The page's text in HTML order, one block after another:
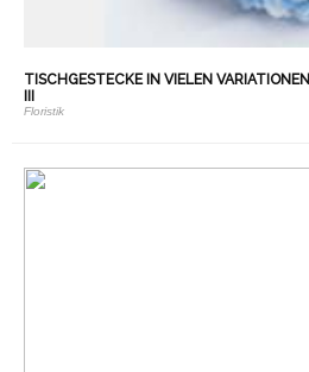
TISCHGESTECKE IN VIELEN VARIATIONEN
Floristik